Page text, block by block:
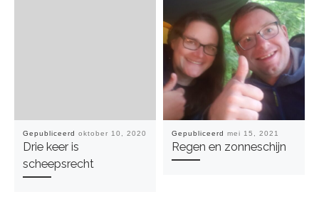
Gepubliceerd oktober 10, 2020
Drie keer is
scheepsrecht
Gepubliceerd mei 15, 2021
Regen en zonneschijn